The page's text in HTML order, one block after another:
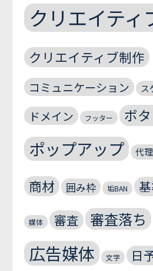
クリエイティ
クリエイティブ制作
コミュニケーション ス
ドメイン フッター ボ
ポップアップ 代
商材 囲み枠 垢BAN
媒体 審査 審査落ち
広告媒体 文字 日